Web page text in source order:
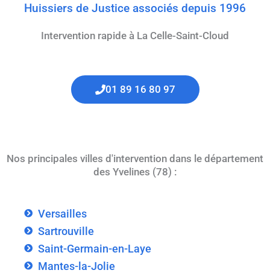
Huissiers de Justice associés depuis 1996
Intervention rapide à La Celle-Saint-Cloud
01 89 16 80 97
Nos principales villes d'intervention dans le département
des Yvelines (78) :
Versailles
Sartrouville
Saint-Germain-en-Laye
Mantes-la-Jolie